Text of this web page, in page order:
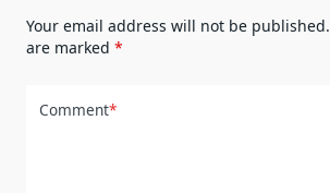
Your email address will not be published.
are marked *
Comment*